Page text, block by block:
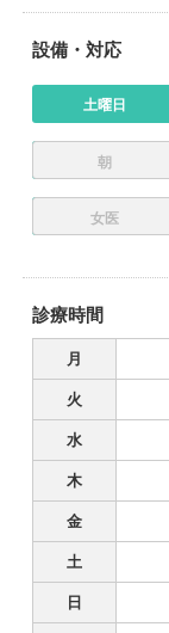
設備・対応
土曜日
朝
女医
診療時間
月
火
水
木
金
土
日